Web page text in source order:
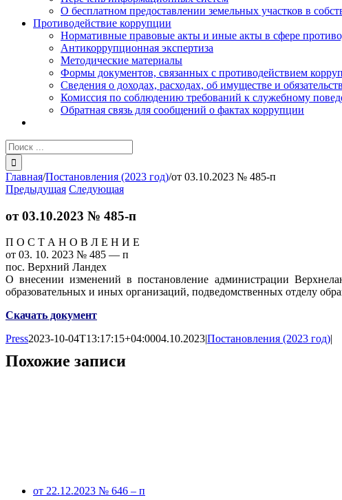
О бесплатном предоставлении земельных участков в
Противодействие коррупции
Нормативные правовые акты и иные акты в сфере
Антикоррупционная экспертиза
Методические материалы
Формы документов, связанных с противодействием
Сведения о доходах, расходах, об имуществе и
Комиссия по соблюдению требований к служебному
Обратная связь для сообщений о фактах коррупции
Результат
поиска:
Главная/Постановления (2023 год)/от 03.10.2023 № 485-п
Предыдущая Следующая
от 03.10.2023 № 485-п
П О С Т А Н О В Л Е Н И Е
от 03. 10. 2023 № 485 — п
пос. Верхний Ландех
О внесении изменений в постановление администрации
образовательных и иных организаций, подведомственных отделу
Скачать документ
Press2023-10-04T13:17:15+04:0004.10.2023|Постановления (2023 год)|
Похожие записи
от 22.12.2023 № 646 – п